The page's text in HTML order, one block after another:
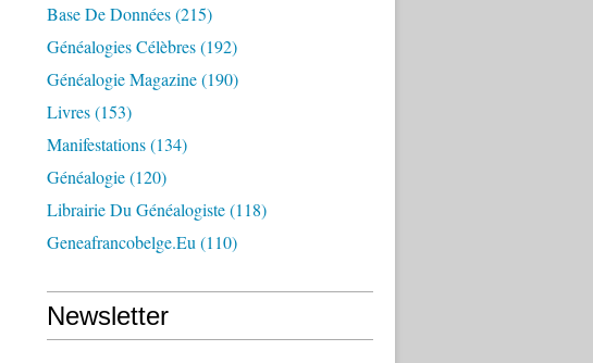
Base De Données(215)
Généalogies Célèbres(192)
Généalogie Magazine(190)
Livres(153)
Manifestations(134)
Généalogie(120)
Librairie Du Généalogiste(118)
Geneafrancobelge.eu (110)
Newsletter